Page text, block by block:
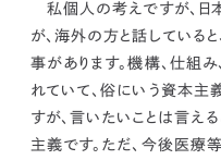
私個人の考えですが、日
が、海外の方と話している
事があります。機構、仕組
れていて、俗にいう資本主
すが、言いたいことは言え
主義です。ただ、 今後医療